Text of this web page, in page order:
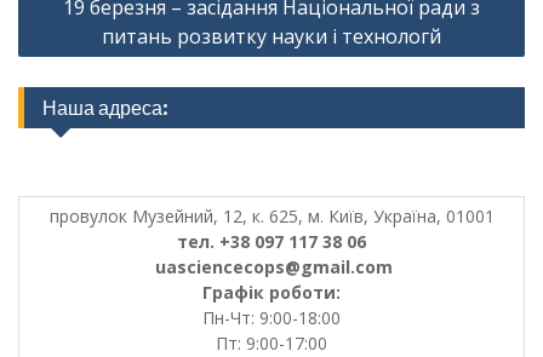
19 березня – засідання Національної ради з
питань розвитку науки і технологй
Наша адреса:
провулок Музейний, 12, к. 625, м. Київ, Україна, 01001
тел. +38 097 117 38 06
uasciencecops@gmail.com
Графік роботи:
Пн-Чт: 9:00-18:00
Пт: 9:00-17:00